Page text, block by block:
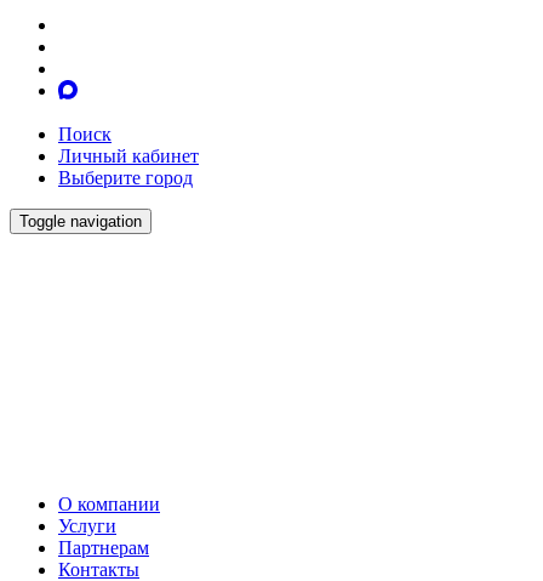
Поиск
Личный кабинет
Выберите город
Toggle navigation
О компании
Услуги
Партнерам
Контакты